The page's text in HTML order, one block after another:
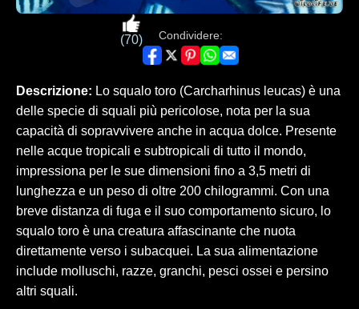
(70) Condividere:
Descrizione: Lo squalo toro (Carcharhinus leucas) è una
delle specie di squali più pericolose, nota per la sua
capacità di sopravvivere anche in acqua dolce. Presente
nelle acque tropicali e subtropicali di tutto il mondo,
impressiona per le sue dimensioni fino a 3,5 metri di
lunghezza e un peso di oltre 200 chilogrammi. Con una
breve distanza di fuga e il suo comportamento sicuro, lo
squalo toro è una creatura affascinante che nuota
direttamente verso i subacquei. La sua alimentazione
include molluschi, razze, granchi, pesci ossei e persino
altri squali.